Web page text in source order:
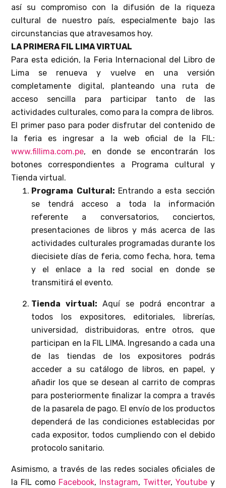
así su compromiso con la difusión de la riqueza
cultural de nuestro país, especialmente bajo las
circunstancias que atravesamos hoy.
LA PRIMERA FIL LIMA VIRTUAL
Para esta edición, la Feria Internacional del Libro de
Lima se renueva y vuelve en una versión
completamente digital, planteando una ruta de
acceso sencilla para participar tanto de las
actividades culturales, como para la compra de libros.
El primer paso para poder disfrutar del contenido de
la feria es ingresar a la web oficial de la FIL:
www.fillima.com.pe, en donde se encontrarán los
botones correspondientes a Programa cultural y
Tienda virtual.
Programa Cultural: Entrando a esta sección
se tendrá acceso a toda la información
referente a conversatorios, conciertos,
presentaciones de libros y más acerca de las
actividades culturales programadas durante los
diecisiete días de feria, como fecha, hora, tema
y el enlace a la red social en donde se
transmitirá el evento.
Tienda virtual:Aquí se podrá encontrar a
todos los expositores, editoriales, librerías,
universidad, distribuidoras, entre otros, que
participan en la FIL LIMA. Ingresando a cada una
de las tiendas de los expositores podrás
acceder a su catálogo de libros, en papel, y
añadir los que se desean al carrito de compras
para posteriormente finalizar la compra a través
de la pasarela de pago. El envío de los productos
dependerá de las condiciones establecidas por
cada expositor, todos cumpliendo con el debido
protocolo sanitario.
Asimismo, a través de las redes sociales oficiales de
la FIL como Facebook, Instagram, Twitter, Youtubey